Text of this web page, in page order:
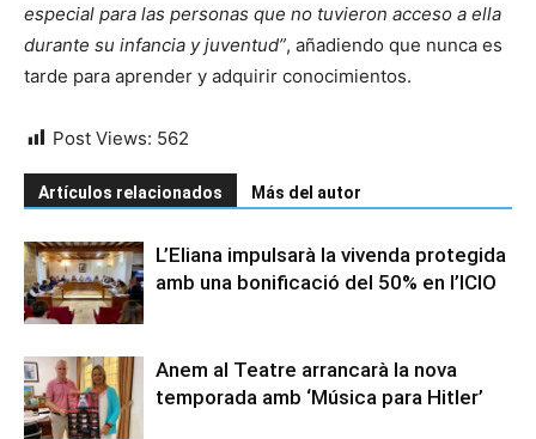
especial para las personas que no tuvieron acceso a ella
durante su infancia y juventud”, añadiendo que nunca es
tarde para aprender y adquirir conocimientos.
Post Views: 562
Artículos relacionados Más del autor
L’Eliana impulsarà la vivenda protegida
amb una bonificació del 50% en l’ICIO
Anem al Teatre arrancarà la nova
temporada amb ‘Música para Hitler’